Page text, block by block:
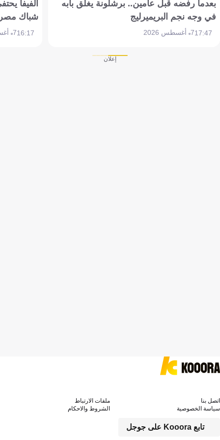
بعدما رفضه قبل عامين.. برشلونة يغلق بابه
في وجه نجم البريميرليج
17:477 أغسطس 2026
الفيفا
شباك
16:177 أغسطس 2026
إعلان
تابع Kooora على جوجل
اتصل بنا
ملفات الارتباط
سياسة الخصوصية
الشروط والاحكام